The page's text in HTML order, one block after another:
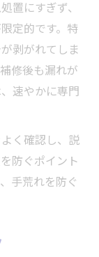
置にすぎず、
定的です。特
剥がれてしま
修後も漏れが
速やかに専門
く確認し、説
防ぐポイント
手荒れを防ぐ